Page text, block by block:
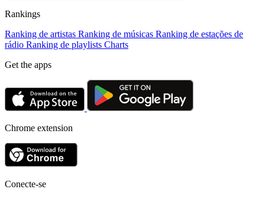
Rankings
Ranking de artistas Ranking de músicas Ranking de estações de
rádio Ranking de playlists Charts
Get the apps
Chrome extension
Conecte-se